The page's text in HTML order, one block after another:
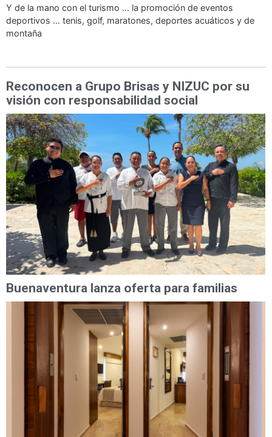
Y de la mano con el turismo … la promoción de eventos
deportivos … tenis, golf, maratones, deportes acuáticos y de
montaña
Reconocen a Grupo Brisas y NIZUC por su
visión con responsabilidad social
Buenaventura lanza oferta para familias